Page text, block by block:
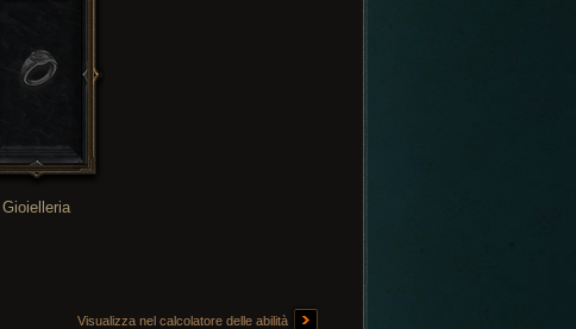
Gioielleria
Visualizza nel calcolatore delle abilità